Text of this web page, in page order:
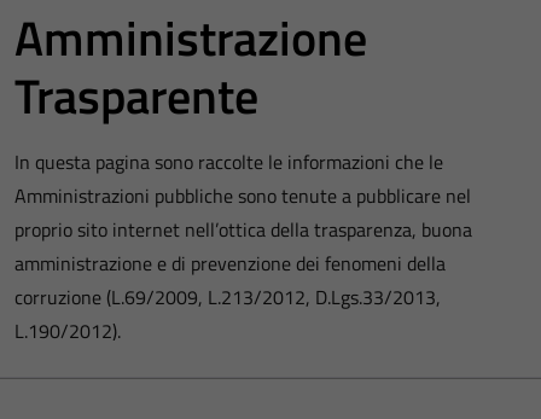
Amministrazione
Trasparente
In questa pagina sono raccolte le informazioni che le
Amministrazioni pubbliche sono tenute a pubblicare nel
proprio sito internet nell’ottica della trasparenza, buona
amministrazione e di prevenzione dei fenomeni della
corruzione (L.69/2009, L.213/2012, D.Lgs.33/2013,
L.190/2012).